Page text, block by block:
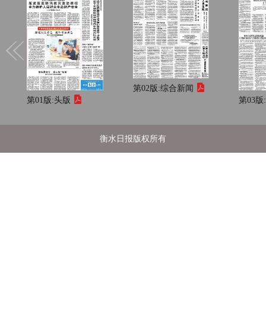
第01版:头版
第02版:综合新闻
第03版:
衡水日报版权所有